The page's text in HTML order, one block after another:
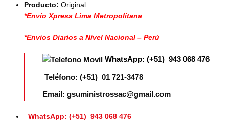
Producto: Original
*Envio Xpress Lima Metropolitana
*Envios Diarios a Nivel Nacional – Perú
WhatsApp: (+51) 943 068 476
Teléfono: (+51) 01 721-3478
Email: gsuministrossac@gmail.com
WhatsApp: (+51) 943 068 476